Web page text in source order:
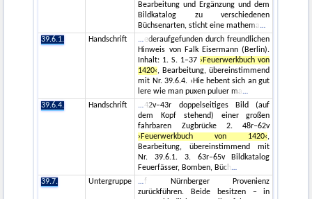
Bearbeitung und Ergänzung und dem
Bildkatalog zu verschiedenen
Büchsenarten, sticht eine mathema
39.6.1.
Handschrift
ederaufgefunden durch freundlichen
Hinweis von Falk Eisermann (Berlin).
Inhalt: 1. S. 1–37 ›Feuerwerkbuch von
1420‹, Bearbeitung, übereinstimmend
mit Nr. 39.6.4. ›Hie hebent sich an gut
lere wie man puxen puluer ma
39.6.4.
Handschrift
42v–43r doppelseitiges Bild (auf
dem Kopf stehend) einer großen
fahrbaren Zugbrücke 2. 48r–62v
›Feuerwerkbuch von 1420‹,
Bearbeitung, übereinstimmend mit
Nr. 39.6.1. 3. 63r–65v Bildkatalog
Feuerfässer, Bomben, Büch
39.7.
Untergruppe
f Nürnberger Provenienz
zurückführen. Beide besitzen – in